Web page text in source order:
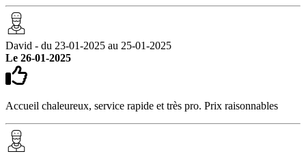
David - du 23-01-2025 au 25-01-2025
Le 26-01-2025
Accueil chaleureux, service rapide et très pro. Prix raisonnables